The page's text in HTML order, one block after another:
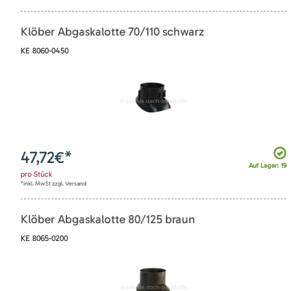
Klöber Abgaskalotte 70/110 schwarz
KE 8060-0450
Auf Lager: 19
47,72€*
pro Stück
*inkl. MwSt zzgl. Versand
Klöber Abgaskalotte 80/125 braun
KE 8065-0200